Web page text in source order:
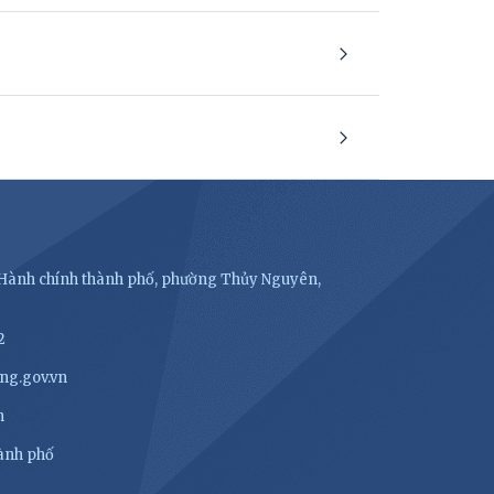
chính thành phố, phường Thủy Nguyên,
phố